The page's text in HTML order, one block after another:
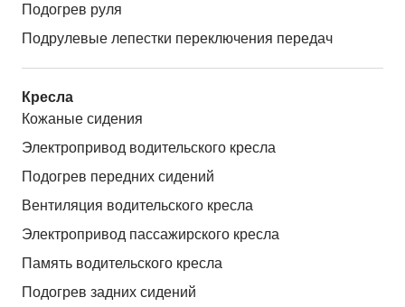
Подогрев руля
Подрулевые лепестки переключения передач
Кресла
Кожаные сидения
Электропривод водительского кресла
Подогрев передних сидений
Вентиляция водительского кресла
Электропривод пассажирского кресла
Память водительского кресла
Подогрев задних сидений